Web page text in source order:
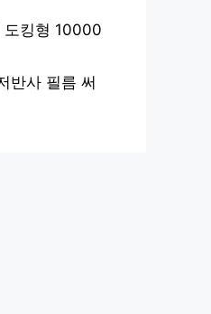
도킹형 10000
반사 필름 써